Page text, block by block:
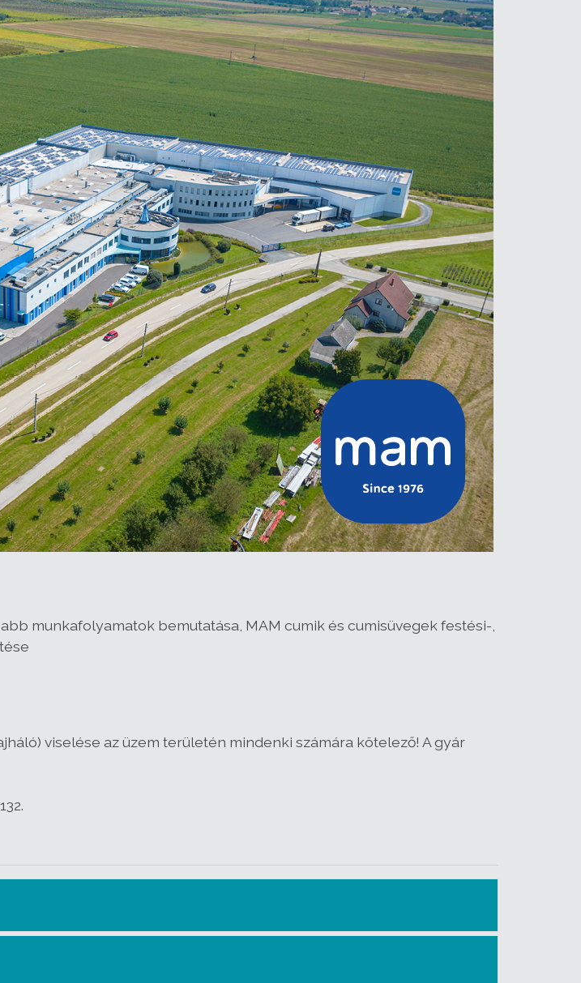
munkafolyamatok bemutatása, MAM cumik és cumisüvegek festési-,
viselése az üzem területén mindenki számára kötelező! A gyár